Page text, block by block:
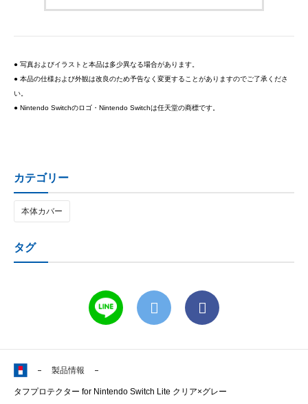
● 写真およびイラストと本品は多少異なる場合があります。
● 本品の仕様および外観は改良のため予告なく変更することがありますのでご了承くださ
い。
● Nintendo Switchのロゴ・Nintendo Switchは任天堂の商標です。
カテゴリー
本体カバー
タグ
製品情報
タフプロテクター for Nintendo Switch Lite クリア×グレー